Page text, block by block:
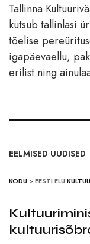
Tallinna
kutsub tallinlasi
tõelise
igapäevaellu,
erilist ning
EELMISED UUDISED
KODU >EESTI ELU